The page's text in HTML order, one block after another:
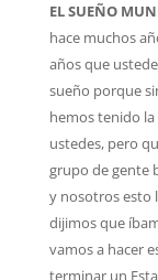
EL SUEÑO
hace muchos
años que
sueño porque
hemos tenido
ustedes, pero
grupo de gente
y nosotros esto
dijimos que
vamos a hacer
terminar un